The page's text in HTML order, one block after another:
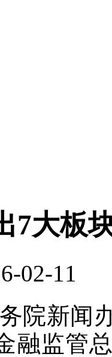
7大板
02-11
院新闻
融监管